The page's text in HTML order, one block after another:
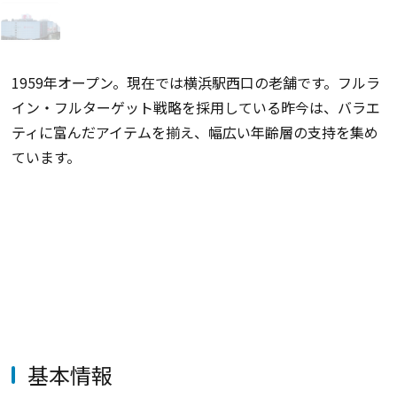
1959年オープン。現在では横浜駅西口の老舗です。フルラ
イン・フルターゲット戦略を採用している昨今は、バラエ
ティに富んだアイテムを揃え、幅広い年齢層の支持を集め
ています。
基本情報